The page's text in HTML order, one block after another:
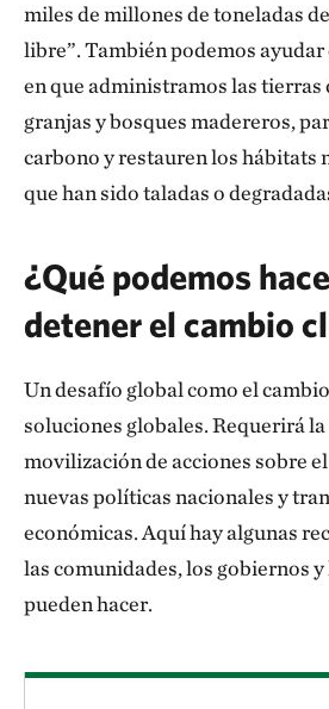
miles de millones de toneladas
libre”. También podemos
en que administramos las tierras
granjas y bosques madereros,
carbono y restauren los hábitats
que han sido taladas o
¿Qué podemos
detener el cambio
Un desafío global como el
soluciones globales. Requerirá
movilización de acciones sobre
nuevas políticas nacionales y
económicas. Aquí hay algunas
las comunidades, los gobiernos y
pueden hacer.